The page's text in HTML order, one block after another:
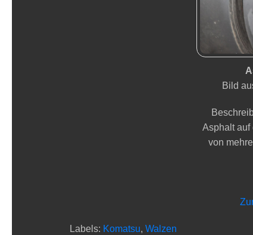
Bild
Asphalt auf
von
Labels: Komatsu, Walzen